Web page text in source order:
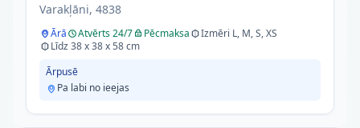
Varakļāni, 4838
Ārā Atvērts 24/7 Pēcmaksa
Izmēri L, M, S, XS
Līdz 38 x 38 x 58 cm
Ārpusē
Pa labi no ieejas